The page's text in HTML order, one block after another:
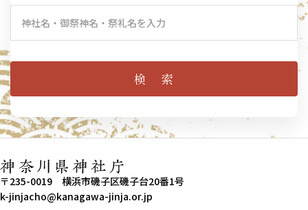
〒235-0019 横浜市磯子区磯子台20番1号
k-jinjacho@kanagawa-jinja.or.jp